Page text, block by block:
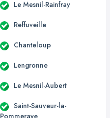
Le Mesnil-Rainfray
Reffuveille
Chanteloup
Lengronne
Le Mesnil-Aubert
Saint-Sauveur-la-
Pommeraye